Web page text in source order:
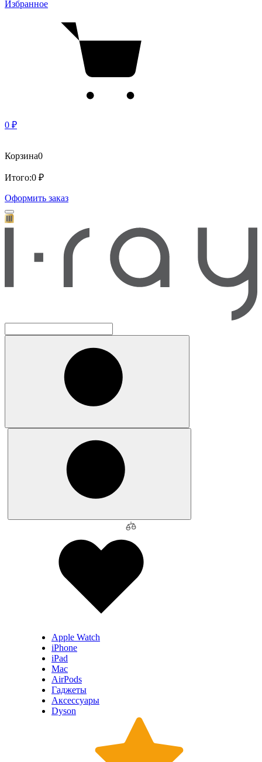
Избранное
0 ₽
Корзина0
Итого:0 ₽
Оформить заказ
Apple Watch
iPhone
iPad
Mac
AirPods
Гаджеты
Аксессуары
Dyson